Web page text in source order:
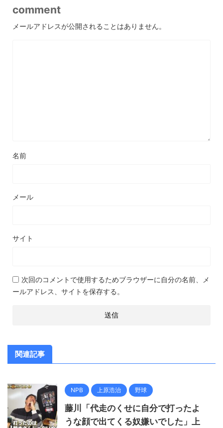
comment
メールアドレスが公開されることはありません。
名前
メール
サイト
次回のコメントで使用するためブラウザーに自分の名前、メ
ールアドレス、サイトを保存する。
関連記事
NPB 上原浩治 野球
藤川「代走のくせに自分で打ったよ
うな顔で出てくる奴嫌いでした」上